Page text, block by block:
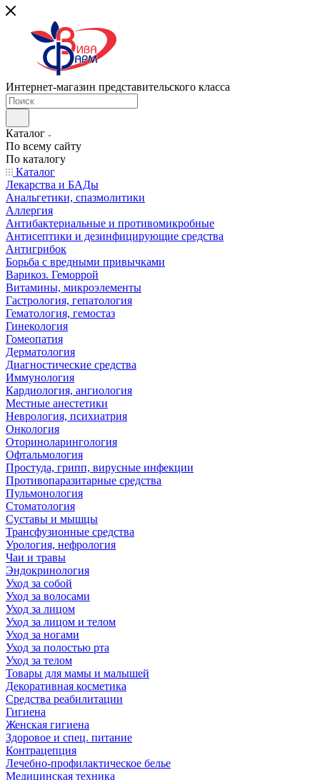
Интернет-магазин представительского класса
Каталог
По всему сайту
По каталогу
Каталог
Лекарства и БАДы
Анальгетики, спазмолитики
Аллергия
Антибактериальные и противомикробные
Антисептики и дезинфицирующие средства
Антигрибок
Борьба с вредными привычками
Варикоз. Геморрой
Витамины, микроэлементы
Гастрология, гепатология
Гематология, гемостаз
Гинекология
Гомеопатия
Дерматология
Диагностические средства
Иммунология
Кардиология, ангиология
Местные анестетики
Неврология, психиатрия
Онкология
Оториноларингология
Офтальмология
Простуда, грипп, вирусные инфекции
Противопаразитарные средства
Пульмонология
Стоматология
Суставы и мышцы
Трансфузионные средства
Урология, нефрология
Чаи и травы
Эндокринология
Уход за собой
Уход за волосами
Уход за лицом
Уход за лицом и телом
Уход за ногами
Уход за полостью рта
Уход за телом
Товары для мамы и малышей
Декоративная косметика
Средства реабилитации
Гигиена
Женская гигиена
Здоровое и спец. питание
Контрацепция
Лечебно-профилактическое белье
Медицинская техника